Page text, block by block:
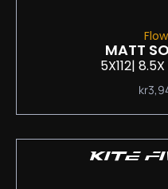
MATT
5X112| 8.5X
kr
KITE